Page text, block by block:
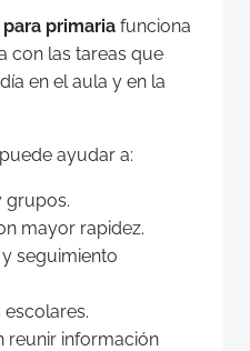
primaria funciona
con las tareas que
en el aula y en la
ayudar a:
grupos.
mayor rapidez.
seguimiento
reunir información